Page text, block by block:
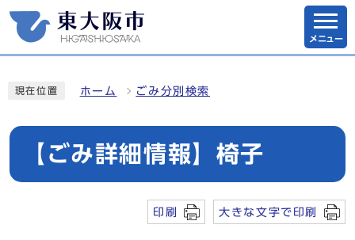
メニュー
現在位置 ホーム ごみ分別検索
【ごみ詳細情報】椅子
印刷 大きな文字で印刷